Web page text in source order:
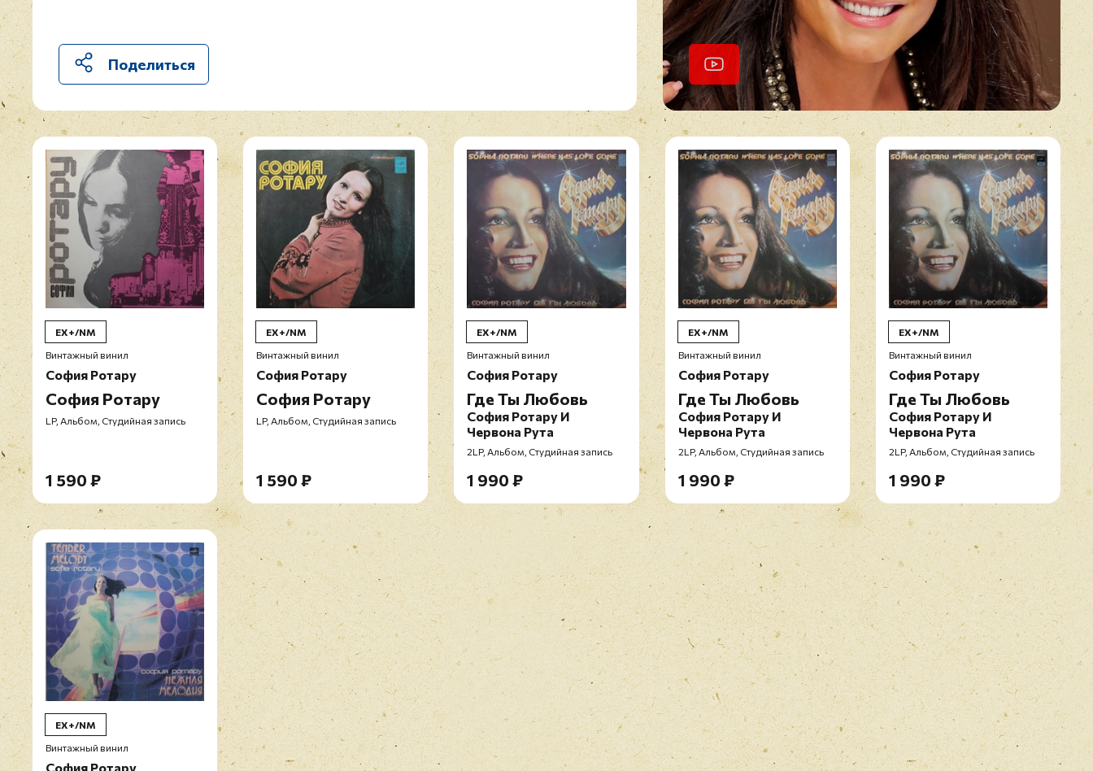
Поделиться
EX+/NM
Винтажный винил
София Ротару
София Ротару
LP, Альбом, Студийная запись
1 590 ₽
EX+/NM
Винтажный винил
София Ротару
София Ротару
LP, Альбом, Студийная запись
1 590 ₽
EX+/NM
Винтажный винил
София Ротару
Где Ты Любовь
София Ротару И
Червона Рута
2LP, Альбом, Студийная запись
1 990 ₽
EX+/NM
Винтажный винил
София Ротару
Где Ты Любовь
София Ротару И
Червона Рута
2LP, Альбом, Студийная запись
1 990 ₽
EX+/NM
Винтажный винил
София Ротару
Где Ты Любовь
София Ротару И
Червона Рута
2LP, Альбом, Студийная запись
1 990 ₽
EX+/NM
Винтажный винил
София Ротару